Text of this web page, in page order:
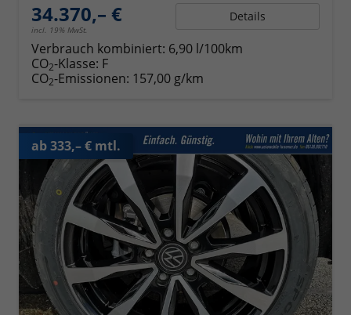
34.370,– €
incl. 19% MwSt.
Details
Verbrauch kombiniert: 6,90 l/100km
CO2-Klasse: F
CO2-Emissionen: 157,00 g/km
ab 333,– € mtl.